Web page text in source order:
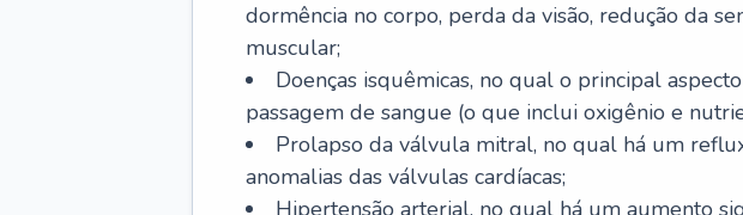
dormência no corpo, perda da visão, redução da
muscular;
Doenças isquêmicas, no qual o principal
passagem de sangue (o que inclui oxigênio e
Prolapso da válvula mitral, no qual há um
anomalias das válvulas cardíacas;
Hipertensão arterial, no qual há um aumento